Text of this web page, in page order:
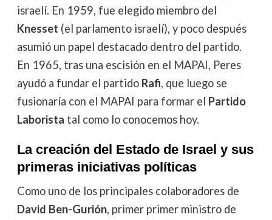
israelí. En 1959, fue elegido miembro del
Knesset (el parlamento israelí), y poco después
asumió un papel destacado dentro del partido.
En 1965, tras una escisión en el MAPAI, Peres
ayudó a fundar el partido Rafi, que luego se
fusionaría con el MAPAI para formar el Partido
Laborista tal como lo conocemos hoy.
La creación del Estado de Israel y sus
primeras iniciativas políticas
Como uno de los principales colaboradores de
David Ben-Gurión, primer primer ministro de